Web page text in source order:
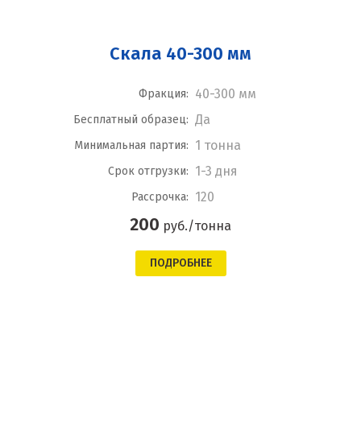
Скала 40-300 мм
Фракция: 40-300 мм
Бесплатный образец: Да
Минимальная партия: 1 тонна
Срок отгрузки: 1-3 дня
Рассрочка: 120
200 руб./тонна
ПОДРОБНЕЕ